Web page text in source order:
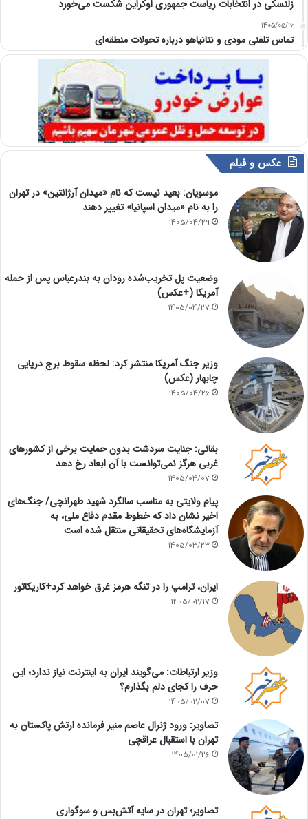
زلنسکی در انتخابات ریاست جمهوری اوکراین شکست می‌خورد
1405/05/16
تماس تلفنی مودی و نتانیاهو درباره تحولات منطقه‌ای
عکس و فیلم
موسویان: بعید نیست که نام «میدان آرژانتین» در تهران
را به نام «میدان اسپانیا» تغییر دهند
1405/04/29
وضعیت پل تخریب‌شده رودان به بندرعباس پس از حمله
آمریکا (+عکس)
1405/04/27
وزیر جنگ آمریکا منتشر کرد: لحظه سقوط برج دریایی
چابهار (عکس)
1405/04/26
بقائی: جنایت سردشت بدون حمایت برخی از کشورهای
غربی هرگز نمی‌توانست با آن ابعاد رخ دهد
1405/04/07
پیام ولایتی به مناسب سالگرد شهید طهرانچی/ جنگ‌های
اخیر نشان داد که خطوط مقدم دفاع ملی، به
آزمایشگاه‌های تحقیقاتی منتقل شده است
1405/03/23
ایران، ترامپ را در تنگه هرمز غرق خواهد کرد+کاریکاتور
1405/02/17
وزیر ارتباطات: می‌گویند ایران به اینترنت نیاز ندارد؛ این
حرف را کجای دلم بگذارم؟
1405/02/07
تصاویر: ورود ژنرال عاصم منیر فرمانده ارتش پاکستان به
تهران با استقبال عراقچی
1405/01/26
تصاویر؛ تهران در سایه آتش‌بس و سوگواری